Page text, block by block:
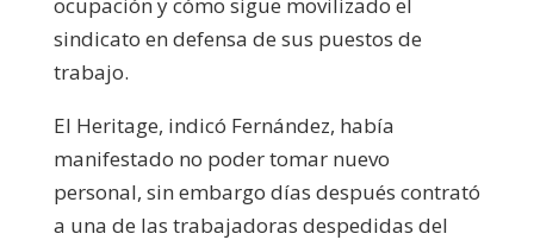
sindicato en defensa de sus puestos de
trabajo.
El Heritage, indicó Fernández, había
manifestado no poder tomar nuevo
personal, sin embargo días después contrató
a una de las trabajadoras despedidas del